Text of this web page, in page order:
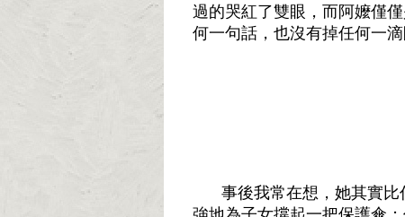
過的哭紅了雙眼，而阿嬤僅
何一句話，也沒有掉任何一滴
事後我常在想，她其實